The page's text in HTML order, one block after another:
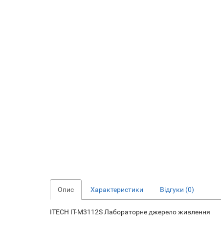
Опис Характеристики Відгуки (0)
ITECH IT-M3112S Лабораторне джерело живлення